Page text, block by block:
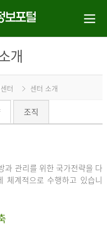
개
터 센터 소개
조직
과 관리를 위한 국가전략을 다
체계적으로 수행하고 있습니